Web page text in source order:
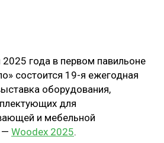
И ЗАЩИТА
года в первом павильоне
состоится 19-я ежегодная
оборудования,
для
и мебельной
— Woodex 2025.